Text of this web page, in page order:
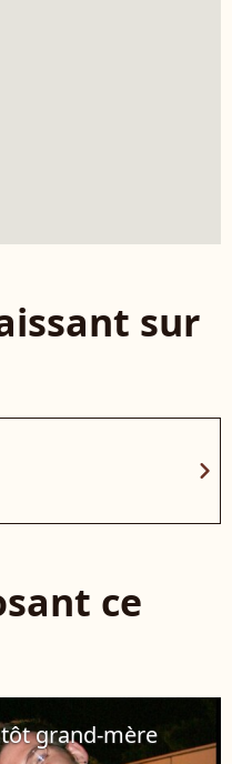
sur
chevron_right
ce
grand-mère